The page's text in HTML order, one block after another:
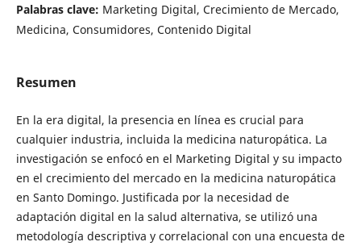
Palabras clave: Marketing Digital, Crecimiento de Mercado,
Medicina, Consumidores, Contenido Digital
Resumen
En la era digital, la presencia en línea es crucial para
cualquier industria, incluida la medicina naturopática. La
investigación se enfocó en el Marketing Digital y su impacto
en el crecimiento del mercado en la medicina naturopática
en Santo Domingo. Justificada por la necesidad de
adaptación digital en la salud alternativa, se utilizó una
metodología descriptiva y correlacional con una encuesta de